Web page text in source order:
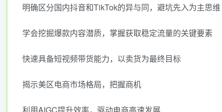
明确区分国内抖音和TikTok的异与同，避坑先入为主思维
学会挖掘爆款内容潜质，掌握获取稳定流量的关键要素
快速具备短视频带货能力，以卖货为最终目标
揭示美区电商市场格局，把握商机